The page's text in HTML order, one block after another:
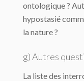
ontologique ?
hypostasié
la nature ?
g) Autres
La liste des